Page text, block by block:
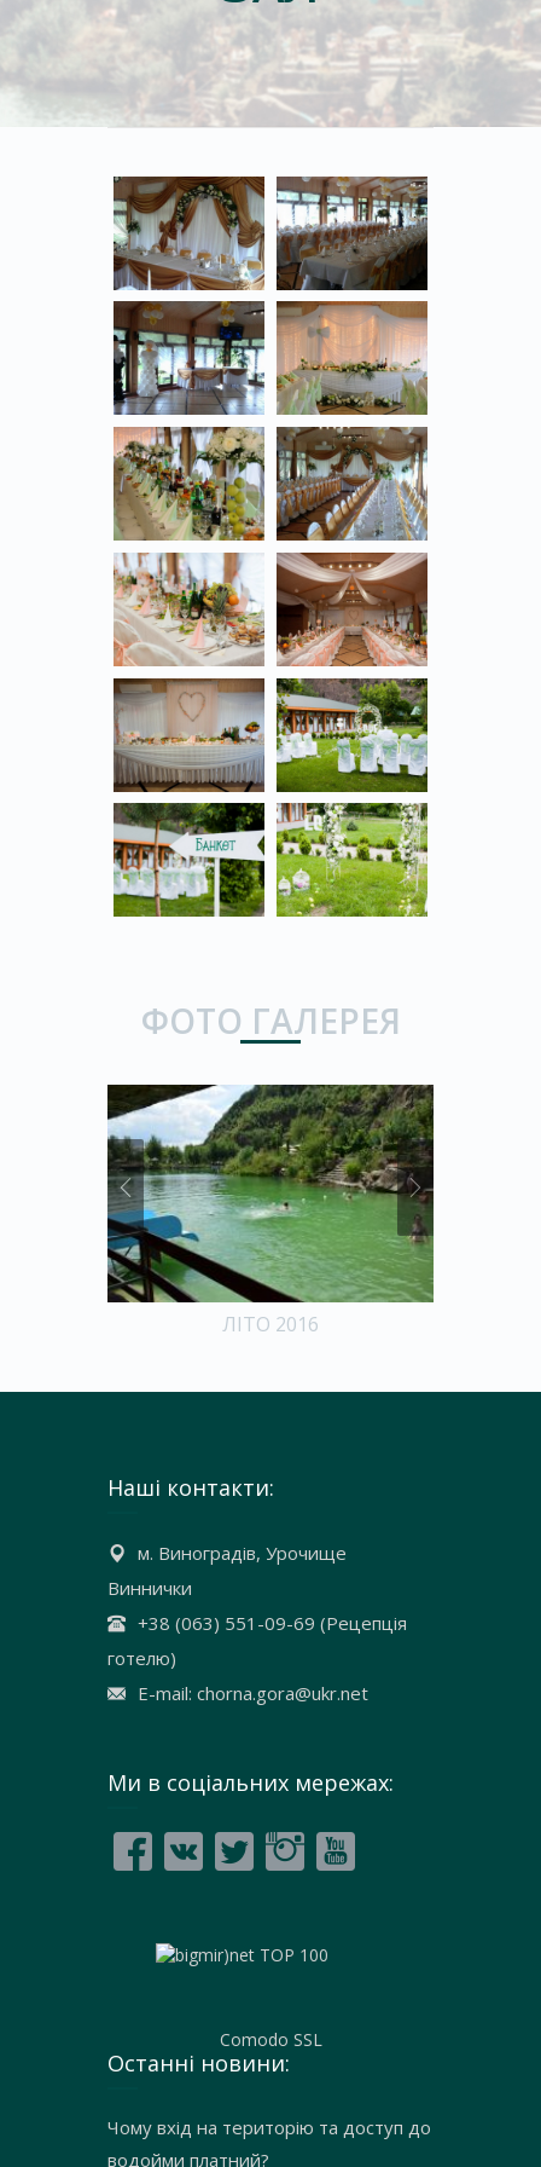
ФОТО ГАЛЕРЕЯ
ЛІТО 2016
Наші контакти:
м. Виноградів, Урочище
Виннички
+38 (063) 551-09-69 (Рецепція
готелю)
E-mail: chorna.gora@ukr.net
Ми в соціальних мережах:
Comodo SSL
Останні новини:
Чому вхід на територію та доступ до
водойми платний?